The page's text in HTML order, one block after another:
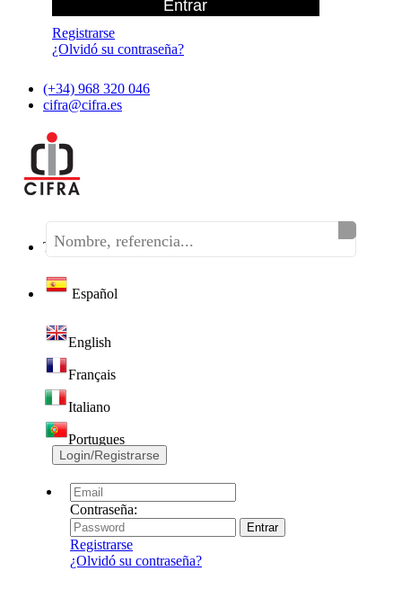
Registrarse
¿Olvidó su contraseña?
(+34) 968 320 046
cifra@cifra.es
Teléfono:(+34) 968 320 046
Español
English
Français
Italiano
Portugues
Login/Registrarse
Contraseña:
Registrarse
¿Olvidó su contraseña?